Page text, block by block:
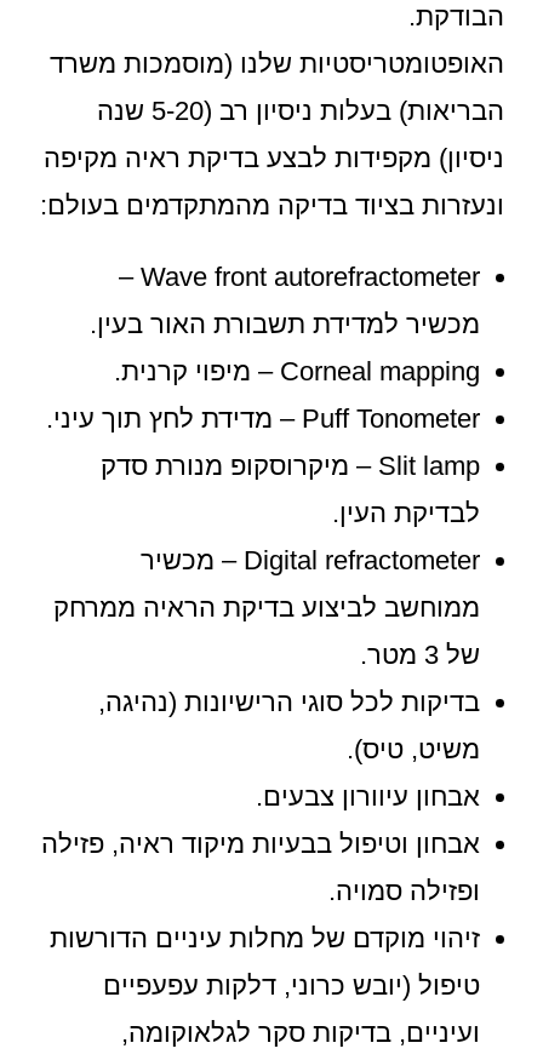
הבודקת.
האופטומטריסטיות שלנו (מוסמכות משרד
הבריאות) בעלות ניסיון רב (5-20 שנה
ניסיון) מקפידות לבצע בדיקת ראיה מקיפה
ונעזרות בציוד בדיקה מהמתקדמים בעולם:
Wave front autorefractometer –
מכשיר למדידת תשבורת האור בעין.
Corneal mapping – מיפוי קרנית.
Puff Tonometer – מדידת לחץ תוך עיני.
Slit lamp – מיקרוסקופ מנורת סדק
לבדיקת העין.
Digital refractometer – מכשיר
ממוחשב לביצוע בדיקת הראיה ממרחק
של 3 מטר.
בדיקות לכל סוגי הרישיונות (נהיגה,
משיט, טיס).
אבחון עיוורון צבעים.
אבחון וטיפול בבעיות מיקוד ראיה, פזילה
ופזילה סמויה.
זיהוי מוקדם של מחלות עיניים הדורשות
טיפול (יובש כרוני, דלקות עפעפיים
ועיניים, בדיקות סקר לגלאוקומה,